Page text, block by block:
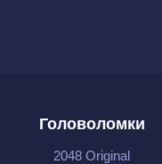
Головоломки
2048 Original